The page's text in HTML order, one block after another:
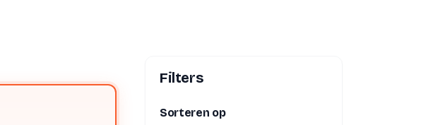
Filters
Sorteren op